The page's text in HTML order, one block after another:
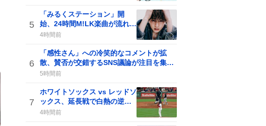
5
「みるくステーション」開
始、24時間M!LK楽曲が流れ続
けファン歓喜
4時間前
6
「感性さん」への冷笑的なコメントが拡
散、賛否が交錯するSNS議論が注目を集め
る
5時間前
7
ホワイトソックス vs レッドソ
ックス、延長戦で白熱の逆転
劇にファン熱狂
4時間前